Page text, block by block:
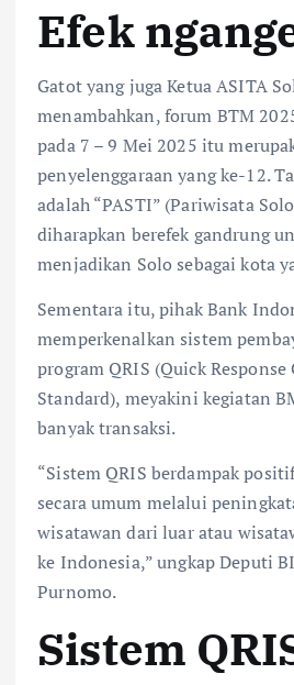
Efek
Gatot yang juga Ketua ASITA
menambahkan, forum BTM
pada 7 – 9 Mei 2025 itu
penyelenggaraan yang ke-12.
adalah “PASTI” (Pariwisata
diharapkan berefek gandrung
menjadikan Solo sebagai kota
Sementara itu, pihak Bank
memperkenalkan sistem
program QRIS (Quick
Standard), meyakini kegiatan
banyak transaksi.
“Sistem QRIS berdampak
secara umum melalui
wisatawan dari luar atau
ke Indonesia,” ungkap Deputi
Purnomo.
Sistem